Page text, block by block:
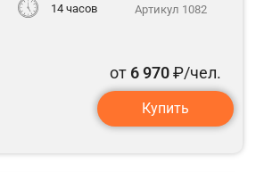
14 часов Артикул 1082
от 6 970₽/чел.
Купить